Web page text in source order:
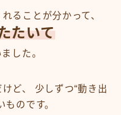
ることが分かって、
たいて
した。
ど、 少しずつ“動き出
のです。